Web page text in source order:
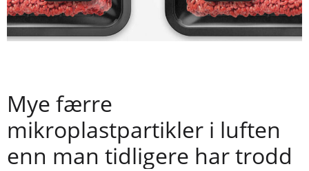
Mye færre
mikroplastpartikler i luften
enn man tidligere har trodd